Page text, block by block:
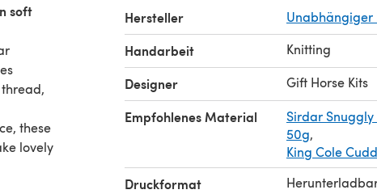
soft
these
lovely
Hersteller Unabhängiger
Handarbeit Knitting
Designer Gift Horse Kits
Empfohlenes Material
Sirdar
50g,
King Cole
Druckformat